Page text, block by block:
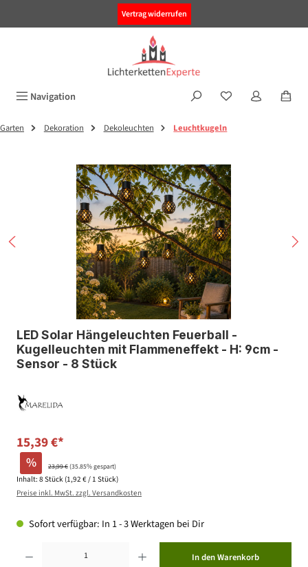
Vertrag widerrufen
Navigation
Garten Dekoration Dekoleuchten Leuchtkugeln
Bildergalerie überspringen
LED Solar Hängeleuchten Feuerball -
Kugelleuchten mit Flammeneffekt - H: 9cm -
Sensor - 8 Stück
15,39 €*
% 23,99 €(35.85% gespart)
Inhalt: 8 Stück (1,92 € / 1 Stück)
Preise inkl. MwSt. zzgl. Versandkosten
Sofort verfügbar: In 1 - 3 Werktagen bei Dir
In den Warenkorb